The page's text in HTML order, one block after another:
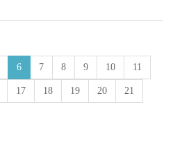
6 7 8 9 10 11
17 18 19 20 21